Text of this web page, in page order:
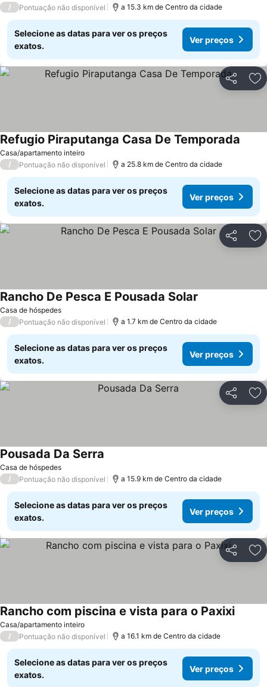
/ Pontuação não disponível a 15.3 km de Centro da cidade
Selecione as datas para ver os preços
exatos.
Ver preços
Partilhar
Casa/apartamento inteiro
Refugio Piraputanga Casa De Temporada
/ Pontuação não disponível a 25.8 km de Centro da cidade
Selecione as datas para ver os preços
exatos.
Ver preços
Partilhar
Casa de hóspedes
Rancho De Pesca E Pousada Solar
/ Pontuação não disponível a 1.7 km de Centro da cidade
Selecione as datas para ver os preços
exatos.
Ver preços
Partilhar
Casa de hóspedes
Pousada Da Serra
/ Pontuação não disponível a 15.9 km de Centro da cidade
Selecione as datas para ver os preços
exatos.
Ver preços
Partilhar
Casa/apartamento inteiro
Rancho com piscina e vista para o Paxixi
/ Pontuação não disponível a 16.1 km de Centro da cidade
Selecione as datas para ver os preços
exatos.
Ver preços